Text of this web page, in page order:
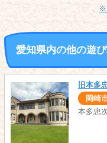
※
愛知県内の他の遊
旧本多
岡崎
本多忠